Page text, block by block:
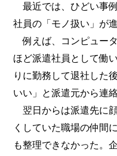
最近では、ひどい事
社員の「モノ扱い」が
例えば、コンピュー
ほど派遣社員として働
りに勤務して退社した
いい」と派遣元から連
翌日からは派遣先に
くしていた職場の仲間
も整理できなかった。